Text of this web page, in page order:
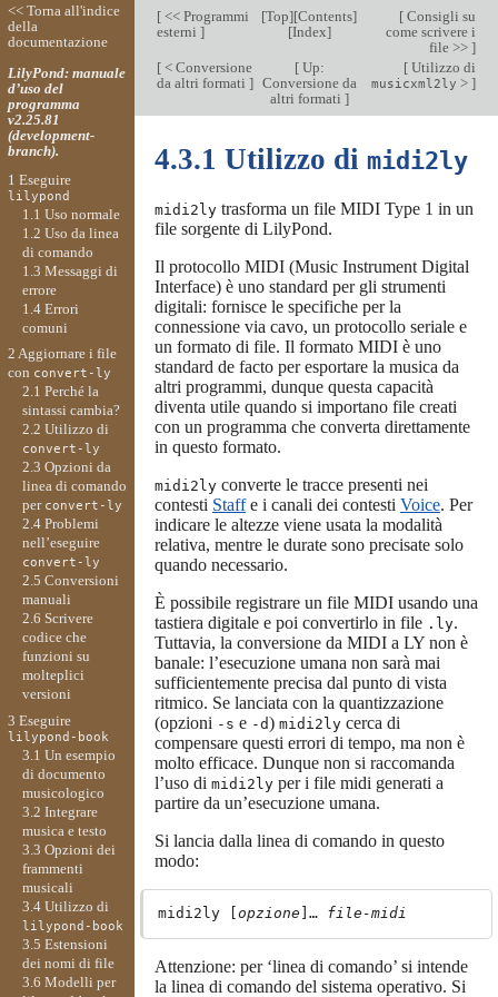
[<< Programmi
esterni ]
[Top][Contents]
[Index]
[Consigli su
come scrivere i
file >> ]
[< Conversione
da altri formati ]
[Up:
Conversione da
altri formati ]
[Utilizzo di
musicxml2ly > ]
4.3.1 Utilizzo di midi2ly
midi2lytrasforma un file MIDI Type 1 in un
file sorgente di LilyPond.
Il protocollo MIDI (Music Instrument Digital
Interface) è uno standard per gli strumenti
digitali: fornisce le specifiche per la
connessione via cavo, un protocollo seriale e
un formato di file. Il formato MIDI è uno
standard de facto per esportare la musica da
altri programmi, dunque questa capacità
diventa utile quando si importano file creati
con un programma che converta direttamente
in questo formato.
midi2lyconverte le tracce presenti nei
contesti Staffe i canali dei contesti Voice. Per
indicare le altezze viene usata la modalità
relativa, mentre le durate sono precisate solo
quando necessario.
È possibile registrare un file MIDI usando una
tastiera digitale e poi convertirlo in file .ly.
Tuttavia, la conversione da MIDI a LY non è
banale: l’esecuzione umana non sarà mai
sufficientemente precisa dal punto di vista
ritmico. Se lanciata con la quantizzazione
(opzioni -s e -d) midi2lycerca di
compensare questi errori di tempo, ma non è
molto efficace. Dunque non si raccomanda
l’uso di midi2lyper i file midi generati a
partire da un’esecuzione umana.
Si lancia dalla linea di comando in questo
modo:
midi2ly [ opzione ]… file-midi
Attenzione: per ‘linea di comando’ si intende
la linea di comando del sistema operativo. Si
<< Torna all'indice
della
documentazione
LilyPond: manuale
d’uso del
programma
v2.25.81
(development-
branch).
1 Eseguire
lilypond
1.1 Uso normale
1.2 Uso da linea
di comando
1.3 Messaggi di
errore
1.4 Errori
comuni
2 Aggiornare i file
con convert-ly
2.1 Perché la
sintassi cambia?
2.2 Utilizzo di
convert-ly
2.3 Opzioni da
linea di comando
per convert-ly
2.4 Problemi
nell’eseguire
convert-ly
2.5 Conversioni
manuali
2.6 Scrivere
codice che
funzioni su
molteplici
versioni
3 Eseguire
lilypond-book
3.1 Un esempio
di documento
musicologico
3.2 Integrare
musica e testo
3.3 Opzioni dei
frammenti
musicali
3.4 Utilizzo di
lilypond-book
3.5 Estensioni
dei nomi di file
3.6 Modelli per